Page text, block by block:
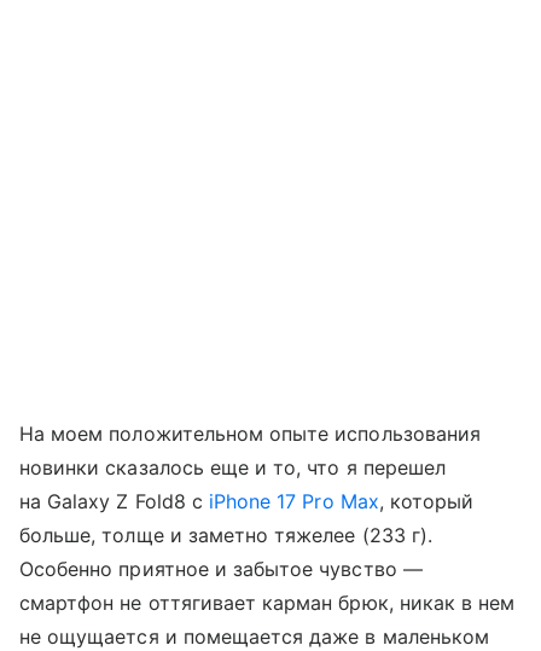
На моем положительном опыте использования
новинки сказалось еще и то, что я перешел
на Galaxy Z Fold8 с iPhone 17 Pro Max, который
больше, толще и заметно тяжелее (233 г).
Особенно приятное и забытое чувство —
смартфон не оттягивает карман брюк, никак в нем
не ощущается и помещается даже в маленьком